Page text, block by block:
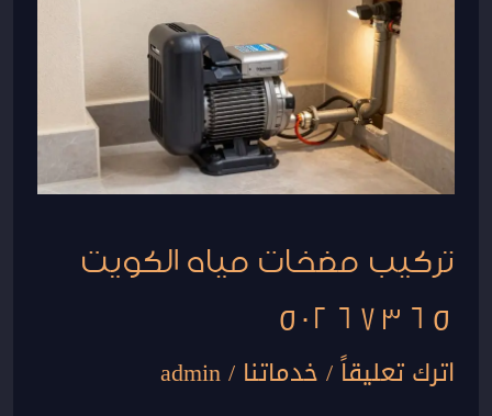
تركيب مضخات مياه الكويت
50267365
اترك تعليقاً/خدماتنا /
admin
الكويت
50267365